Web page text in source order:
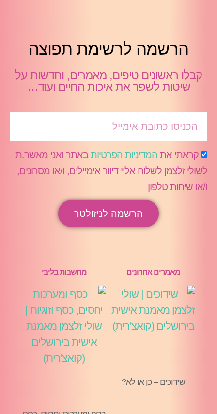
הרשמה לרשימת תפוצה
קבלו ראשונים טיפים, מאמרים, וחדשות על
שיטות לשפר את איכות החיים ועוד…
קראתי את המדיניות הפרטיותבאתר ואני מאשר.ת
לשולי זלצמן לשלוח אליי דיוור אימיילים, ו/או מסרונים,
ו/או שיחות טלפון
הרשמה לניזולטר
מאמרים אחרונים
שידוכים – כן או לא?
מחשבות בליבי